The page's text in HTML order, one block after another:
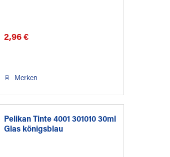
2,96 €
Merken
Pelikan Tinte 4001 301010 30ml
Glas königsblau